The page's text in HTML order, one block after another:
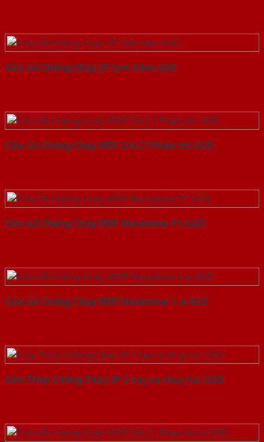
Cửa Gỗ Chống Cháy 2P Sơn Xám-SGD
Cửa Gỗ Chống Cháy MDF O4-C1 Phào chi-SGD
Cửa Gỗ Chống Cháy MDF Melamine P1-SGD
Cửa Gỗ Chống Cháy MDF Melamine 1-a-SGD
Cửa Thép Chống Cháy 2P 2 tay co thuy luc-SGD